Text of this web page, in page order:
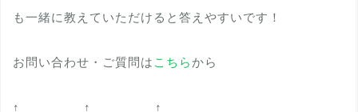
も一緒に教えていただけると答えやすいです！
お問い合わせ・ご質問は こちら から
↑ ↑ ↑